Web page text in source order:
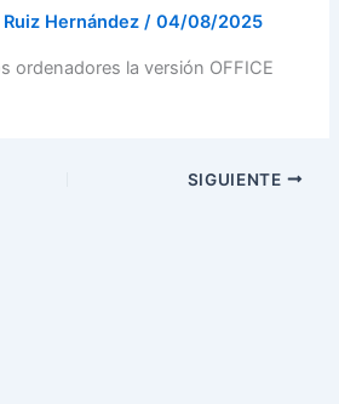
Hernández/04/08/2025
ordenadores la versión OFFICE
SIGUIENTE